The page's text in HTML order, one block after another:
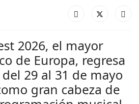
2026, el mayor
de Europa, regresa
29 al 31 de mayo
gran cabeza de